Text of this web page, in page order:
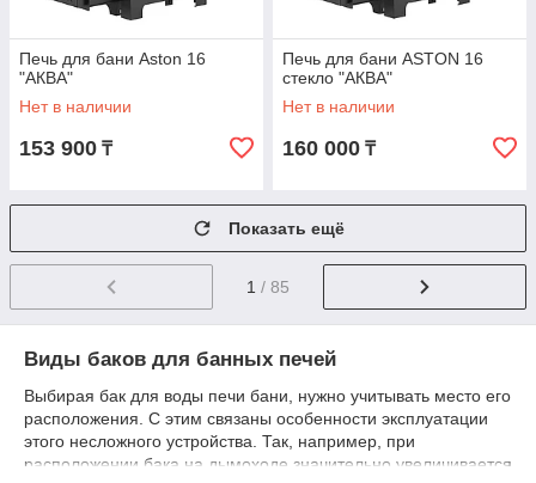
Печь для бани Aston 16
"АКВА"
Нет в наличии
153 900 ₸
Печь для бани ASTON 16
стекло "АКВА"
Нет в наличии
160 000 ₸
Показать ещё
1 / 85
Виды баков для банных печей
Выбирая бак для воды печи бани, нужно учитывать место его
расположения. С этим связаны особенности эксплуатации
этого несложного устройства. Так, например, при
расположении бака на дымоходе значительно увеличивается